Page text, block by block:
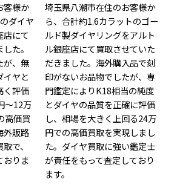
客様か
ダイヤ
店にて
た。
が、無
イヤと
く評価
～12万
高価買
外販路
で、
おりま
埼玉県八潮市在住のお客様か
ら、合計約1.6カラットのゴー
ルド製ダイヤリングをアルト
ル銀座店にて買取させていた
だきました。海外購入品で刻
印がないお品物でしたが、専
門鑑定によりK18相当の純度
とダイヤの品質を正確に評価
し、相場を大きく上回る24万
円での高価買取を実現しまし
た。ダイヤ買取に強い鑑定士
が責任をもって査定しており
ます。